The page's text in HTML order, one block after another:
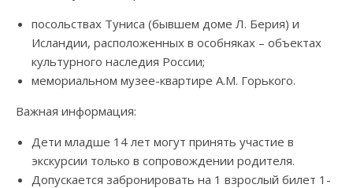
посольствах Туниса (бывшем доме Л. Берия) и
Исландии, расположенных в особняках – объектах
культурного наследия России;
мемориальном музее-квартире А.М. Горького.
Важная информация:
Дети младше 14 лет могут принять участие в
экскурсии только в сопровождении родителя.
Допускается забронировать на 1 взрослый билет 1-